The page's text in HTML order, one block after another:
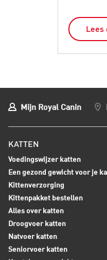
Mijn Royal Canin
KATTEN
Voedingswijzer katten
Een gezond gewicht voor je
Kittenverzorging
Kittenpakket bestellen
Alles over katten
Droogvoer katten
Natvoer katten
Seniorvoer katten